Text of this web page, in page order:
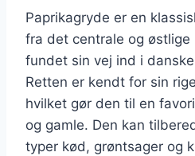
Paprikagryde er en
fra det centrale og østlige
fundet sin vej ind i
Retten er kendt for sin
hvilket gør den til en
og gamle. Den kan
typer kød, grøntsager og